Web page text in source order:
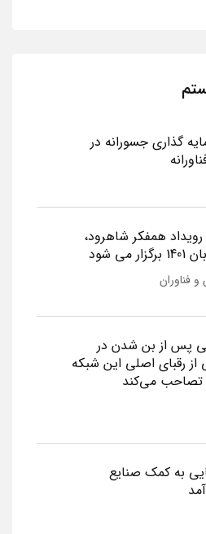
گذاری جسورانه در
همفکر شاهرود،
شود
و فناوران
پس از بن شدن در
از رقبای اصلی این شبکه
تصاحب می‌کند
به کمک صنایع